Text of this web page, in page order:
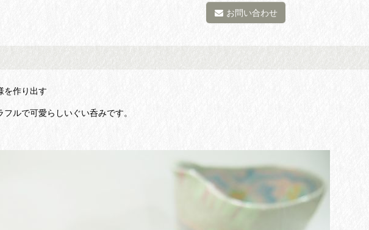
お問い合わせ
を作り出す
ルで可愛らしいぐい呑みです。